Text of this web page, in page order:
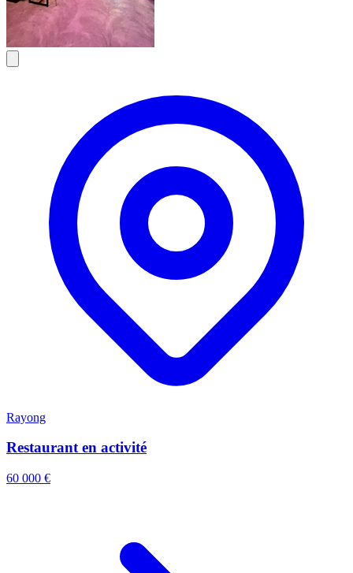
Rayong
Restaurant en activité
60 000 €